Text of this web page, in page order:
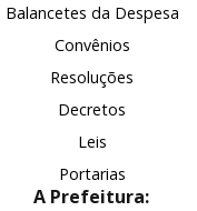
Balancetes da Despesa
Convênios
Resoluções
Decretos
Leis
Portarias
A Prefeitura: